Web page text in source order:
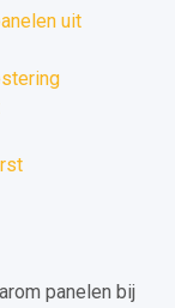
uit
panelen bij